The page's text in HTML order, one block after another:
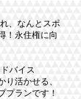
、なんとスポ
！永住権に向
バイス
活かせる、
プランです！